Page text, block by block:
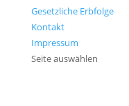
Gesetzliche Erbfolge
Kontakt
Impressum
Seite auswählen